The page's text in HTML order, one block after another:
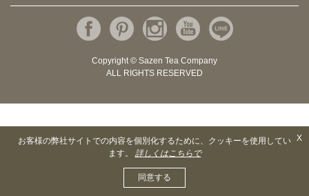
Copyright © Sazen Tea Company
ALL RIGHTS RESERVED
X
お客様の弊社サイトでの内容を個別化するために、クッキーを使用してい
ます。 詳しくはこちらで
同意する